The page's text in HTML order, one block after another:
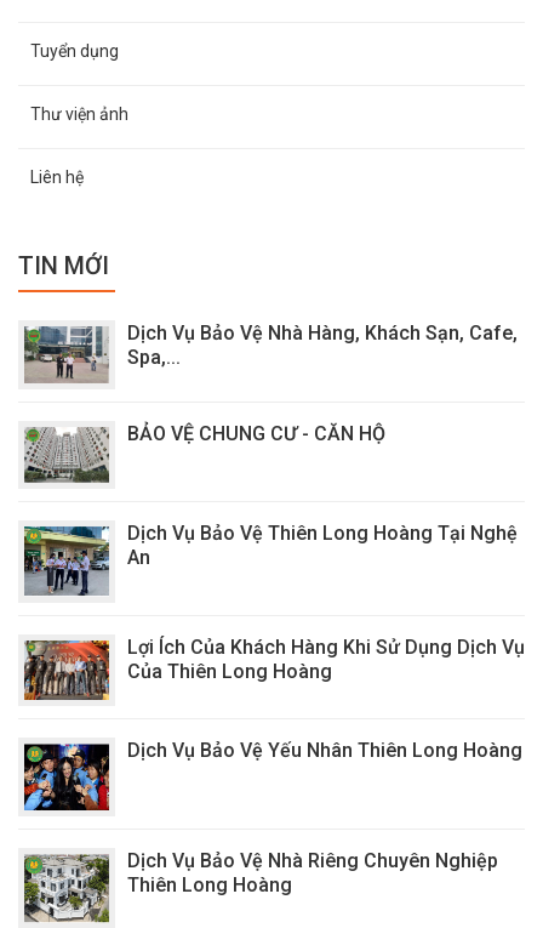
Tuyển dụng
Thư viện ảnh
Liên hệ
TIN MỚI
Dịch Vụ Bảo Vệ Nhà Hàng, Khách Sạn, Cafe,
Spa,...
BẢO VỆ CHUNG CƯ - CĂN HỘ
Dịch Vụ Bảo Vệ Thiên Long Hoàng Tại Nghệ
An
Lợi Ích Của Khách Hàng Khi Sử Dụng Dịch Vụ
Của Thiên Long Hoàng
Dịch Vụ Bảo Vệ Yếu Nhân Thiên Long Hoàng
Dịch Vụ Bảo Vệ Nhà Riêng Chuyên Nghiệp
Thiên Long Hoàng